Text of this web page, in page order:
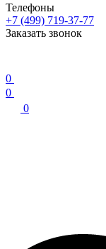
Телефоны
+7 (499) 719-37-77
Заказать звонок
0
0
0